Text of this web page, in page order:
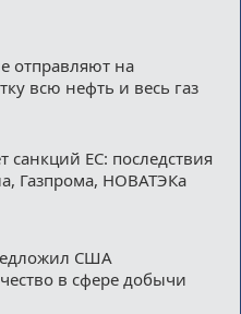
отправляют на
всю нефть и весь газ
санкций ЕС: последствия
Газпрома, НОВАТЭКа
США
в сфере добычи